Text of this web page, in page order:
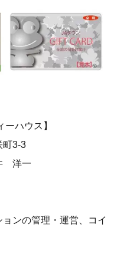
ハウス】
3-3
洋一
ンの管理・運営、コイ